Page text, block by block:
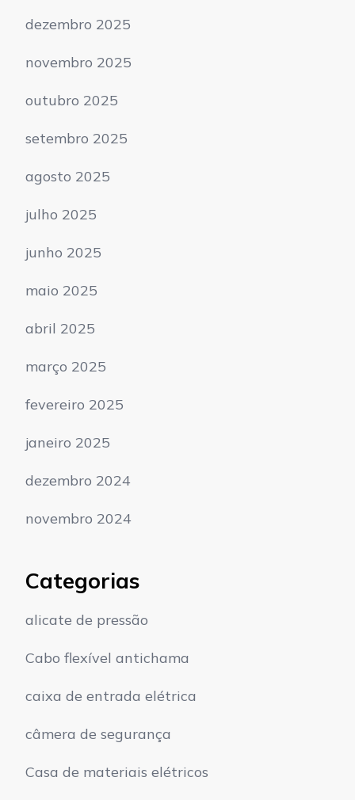
dezembro 2025
novembro 2025
outubro 2025
setembro 2025
agosto 2025
julho 2025
junho 2025
maio 2025
abril 2025
março 2025
fevereiro 2025
janeiro 2025
dezembro 2024
novembro 2024
Categorias
alicate de pressão
Cabo flexível antichama
caixa de entrada elétrica
câmera de segurança
Casa de materiais elétricos